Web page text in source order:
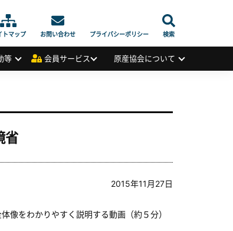
トマップ お問い合わせ プライバシーポリシー 検索
等 会員サービス 原産協会について
省
2015年11月27日
像をわかりやすく説明する動画（約５分）